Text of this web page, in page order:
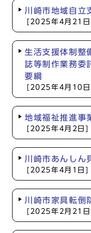
川崎市地域自立
[2025年4月21日]
生活支援体制整
誌等制作業務委
要綱
[2025年4月10日]
地域福祉推進事
[2025年4月2日]
川崎市あんしん
[2025年4月1日]
川崎市家具転倒
[2025年2月21日]